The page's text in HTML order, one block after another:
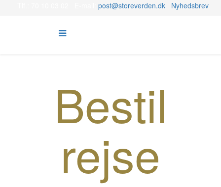
post@storeverden.dk Nyhedsbrev
Bestil
rejse